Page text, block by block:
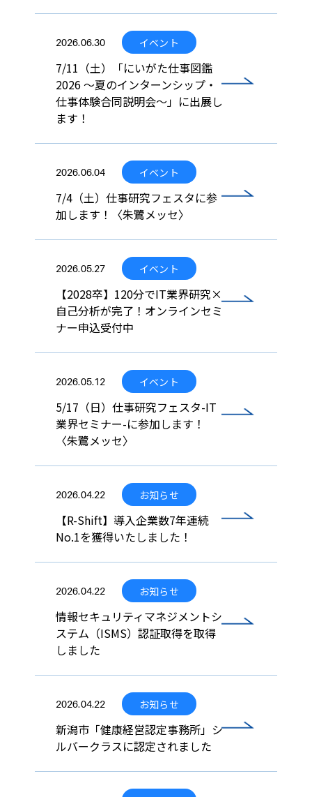
2026.06.30 イベント
7/11（土）「にいがた仕事図鑑
2026 ～夏のインターンシップ・
仕事体験合同説明会～」に出展し
ます！
2026.06.04 イベント
7/4（土）仕事研究フェスタに参
加します！〈朱鷺メッセ〉
2026.05.27 イベント
【2028卒】120分でIT業界研究×
自己分析が完了！オンラインセミ
ナー申込受付中
2026.05.12 イベント
5/17（日）仕事研究フェスタ-IT
業界セミナー-に参加します！
〈朱鷺メッセ〉
2026.04.22 お知らせ
【R-Shift】導入企業数7年連続
No.1を獲得いたしました！
2026.04.22 お知らせ
情報セキュリティマネジメントシ
ステム（ISMS）認証取得を取得
しました
2026.04.22 お知らせ
新潟市「健康経営認定事務所」シ
ルバークラスに認定されました